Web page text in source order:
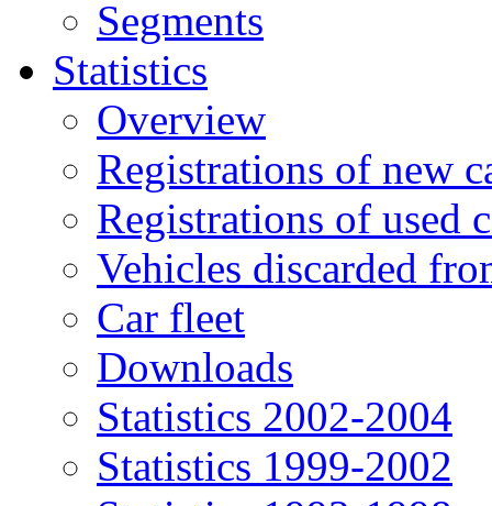
Segments
Statistics
Overview
Registrations of new
Registrations of used
Vehicles discarded
Car fleet
Downloads
Statistics 2002-2004
Statistics 1999-2002